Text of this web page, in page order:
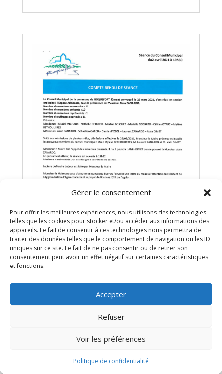
Gérer le consentement
Pour offrir les meilleures expériences, nous utilisons des technologies
telles que les cookies pour stocker et/ou accéder aux informations des
appareils. Le fait de consentir à ces technologies nous permettra de
traiter des données telles que le comportement de navigation ou les ID
uniques sur ce site. Le fait de ne pas consentir ou de retirer son
consentement peut avoir un effet négatif sur certaines caractéristiques
et fonctions.
Accepter
Refuser
Voir les préférences
Politique de confidentialité
Compte rendu CM du 02.04.2021
Listes des délibérations prises